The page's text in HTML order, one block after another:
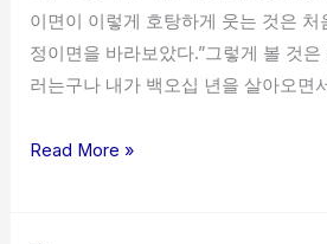
이면이 이렇게 호탕하게 웃는 것은
정이면을 바라보았다.”그렇게 볼 것
러는구나 내가 백오십 년을 살아오면
Read More »